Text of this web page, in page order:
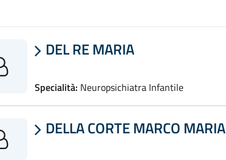
 DEL RE MARIA
Specialità: Neuropsichiatra Infantile
 DELLA CORTE MARCO MARIA